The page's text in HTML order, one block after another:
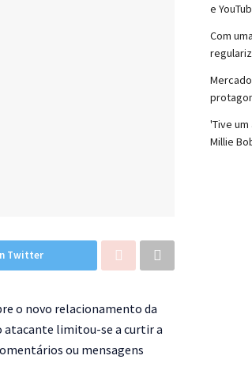
Twitter
o novo relacionamento da
atacante limitou-se a curtir a
ou mensagens
e
Com
'Tive
Millie